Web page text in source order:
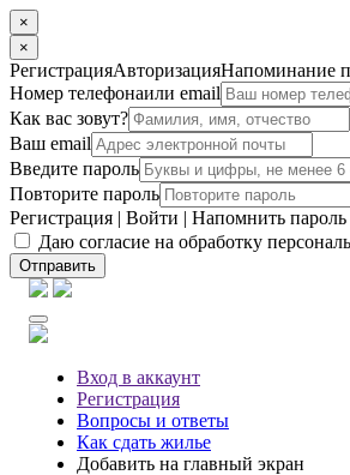
×
×
РегистрацияАвторизацияНапоминание
Номер телефонаили email
Как вас зовут?
Ваш email
Введите пароль
Повторите пароль
Регистрация | Войти | Напомнить пароль
Даю согласие на обработку
Отправить
Вход в аккаунт
Регистрация
Вопросы и ответы
Как сдать жилье
Добавить на главный экран